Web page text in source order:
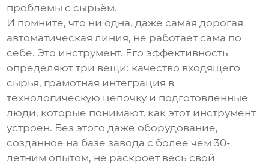
проблемы с сырьём.
И помните, что ни одна, даже самая дорогая
автоматическая линия, не работает сама по
себе. Это инструмент. Его эффективность
определяют три вещи: качество входящего
сырья, грамотная интеграция в
технологическую цепочку и подготовленные
люди, которые понимают, как этот инструмент
устроен. Без этого даже оборудование,
созданное на базе завода с более чем 30-
летним опытом, не раскроет весь свой